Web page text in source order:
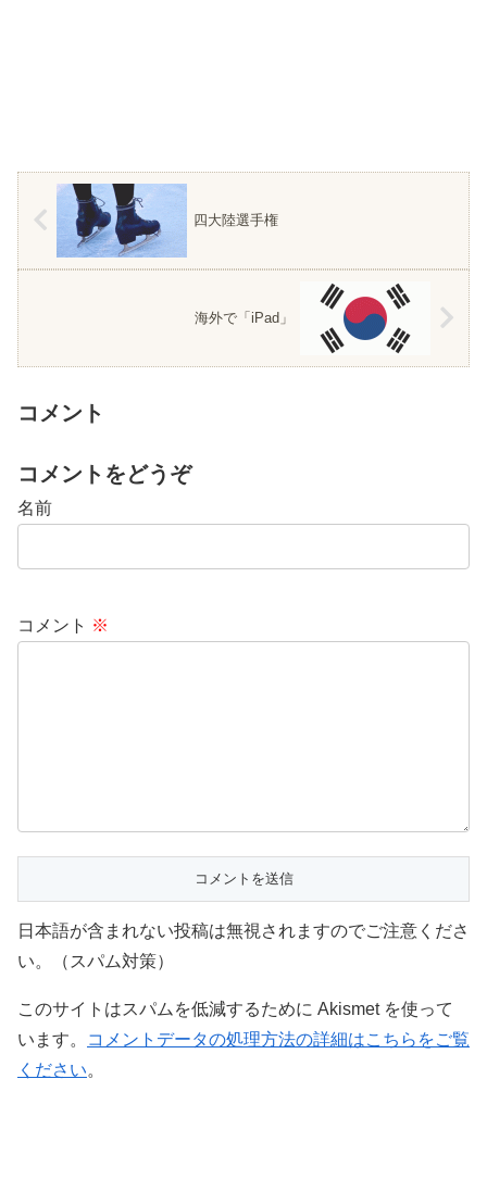
四大陸選手権
海外で「iPad」
コメント
コメントをどうぞ
名前
コメント ※
日本語が含まれない投稿は無視されますのでご注意くださ
い。（スパム対策）
このサイトはスパムを低減するために Akismet を使って
います。
コメントデータの処理方法の詳細はこちらをご覧
ください。